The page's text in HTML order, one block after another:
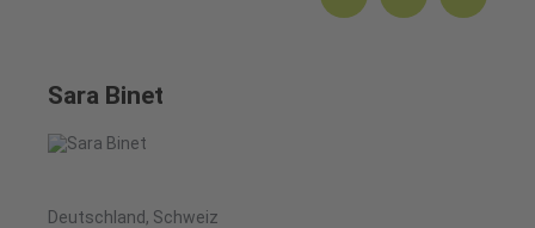
Sara Binet
Deutschland, Schweiz